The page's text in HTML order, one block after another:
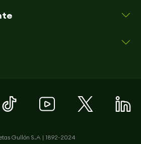
Gullón S.A | 1892-2024